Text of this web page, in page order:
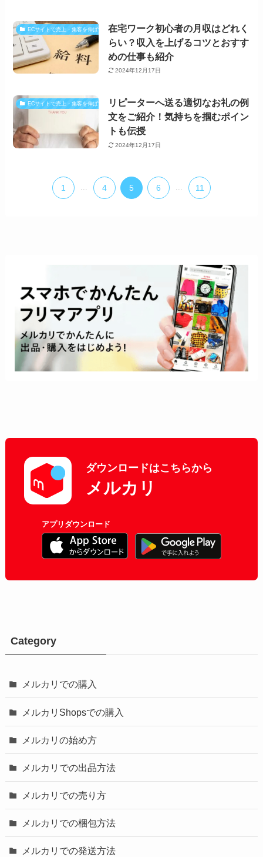
ECサイトで売上・集客を伸ばす方法在宅ワーク初心者の月収はどれく
らい？収入を上げるコツとおすす
めの仕事も紹介
2024年12月17日
ECサイトで売上・集客を伸ばす方法リピーターへ送る適切なお礼の例
文をご紹介！気持ちを掴むポイン
トも伝授
2024年12月17日
1 4 5 6 11
ダウンロードはこちらから
メルカリ
アプリダウンロード
Category
メルカリでの購入
メルカリShopsでの購入
メルカリの始め方
メルカリでの出品方法
メルカリでの売り方
メルカリでの梱包方法
メルカリでの発送方法